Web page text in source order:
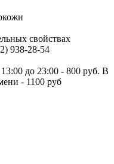
свойствах
938-28-54
до 23:00 - 800 руб. В
- 1100 руб